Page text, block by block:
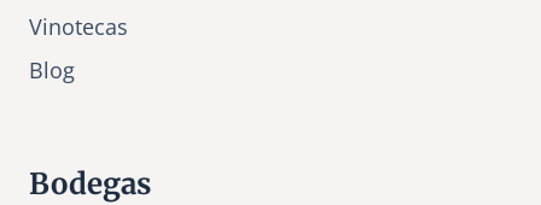
Vinotecas
Blog
Bodegas